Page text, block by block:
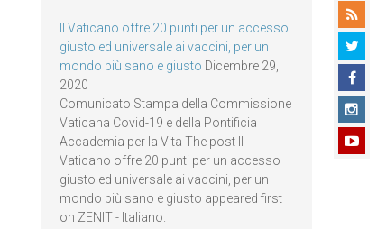
Il Vaticano offre 20 punti per un accesso
giusto ed universale ai vaccini, per un
mondo più sano e giusto Dicembre 29,
2020
Comunicato Stampa della Commissione
Vaticana Covid-19 e della Pontificia
Accademia per la Vita The post Il
Vaticano offre 20 punti per un accesso
giusto ed universale ai vaccini, per un
mondo più sano e giusto appeared first
on ZENIT - Italiano.